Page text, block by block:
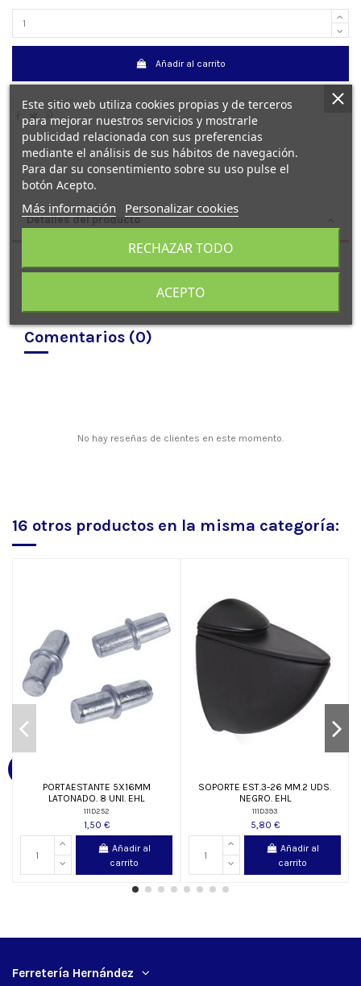
Añadir al carrito
Detalles del producto
Comentarios (0)
No hay reseñas de clientes en este momento.
16 otros productos en la misma categoría:
PORTAESTANTE 5X16MM
LATONADO. 8 UNI. EHL
111D252
1,50 €
Añadir al
carrito
SOPORTE EST.3-26 MM.2 UDS.
NEGRO. EHL
111D393
5,80 €
Añadir al
carrito
Ferretería Hernández
Este sitio web utiliza cookies propias y de terceros
para mejorar nuestros servicios y mostrarle
publicidad relacionada con sus preferencias
mediante el análisis de sus hábitos de navegación.
Para dar su consentimiento sobre su uso pulse el
botón Acepto.
Más información Personalizar cookies
RECHAZAR TODO
ACEPTO